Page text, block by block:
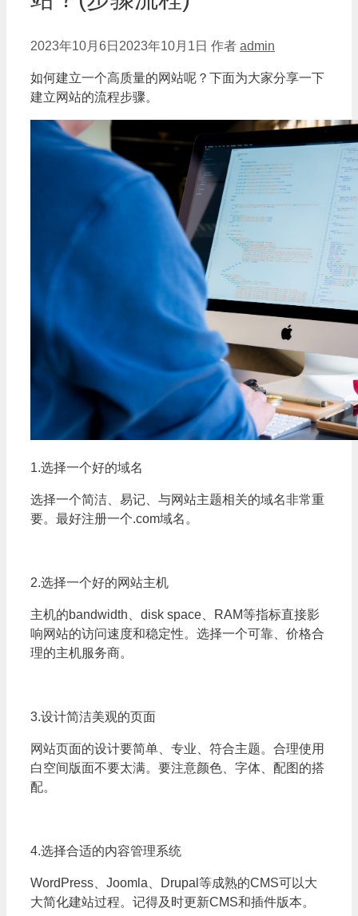
2023年10月6日 2023年10月1日 作者 admin
如何建立一个高质量的网站呢？下面为大家分享一下
建立网站的流程步骤。
1.选择一个好的域名
选择一个简洁、易记、与网站主题相关的域名非常重
要。最好注册一个.com域名。
2.选择一个好的网站主机
主机的bandwidth、disk space、RAM等指标直接影
响网站的访问速度和稳定性。选择一个可靠、价格合
理的主机服务商。
3.设计简洁美观的页面
网站页面的设计要简单、专业、符合主题。合理使用
白空间版面不要太满。要注意颜色、字体、配图的搭
配。
4.选择合适的内容管理系统
WordPress、Joomla、Drupal等成熟的CMS可以大
大简化建站过程。记得及时更新CMS和插件版本。